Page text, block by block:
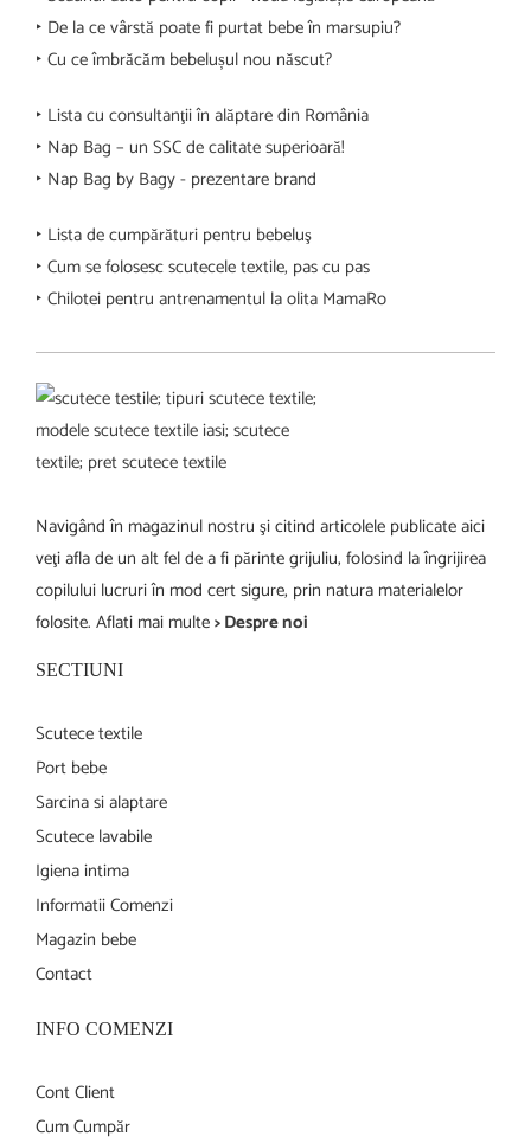
‣ De la ce vârstă poate fi purtat bebe în marsupiu?
‣ Cu ce îmbrăcăm bebelușul nou născut?
‣ Lista cu consultanţii în alăptare din România
‣ Nap Bag – un SSC de calitate superioară!
‣ Nap Bag by Bagy - prezentare brand
‣ Lista de cumpărături pentru bebeluş
‣ Cum se folosesc scutecele textile, pas cu pas
‣ Chilotei pentru antrenamentul la olita MamaRo
Navigând în magazinul nostru şi citind articolele publicate aici
veţi afla de un alt fel de a fi părinte grijuliu, folosind la îngrijirea
copilului lucruri în mod cert sigure, prin natura materialelor
folosite. Aflati mai multe> Despre noi
SECTIUNI
Scutece textile
Port bebe
Sarcina si alaptare
Scutece lavabile
Igiena intima
Informatii Comenzi
Magazin bebe
Contact
INFO COMENZI
Cont Client
Cum Cumpăr